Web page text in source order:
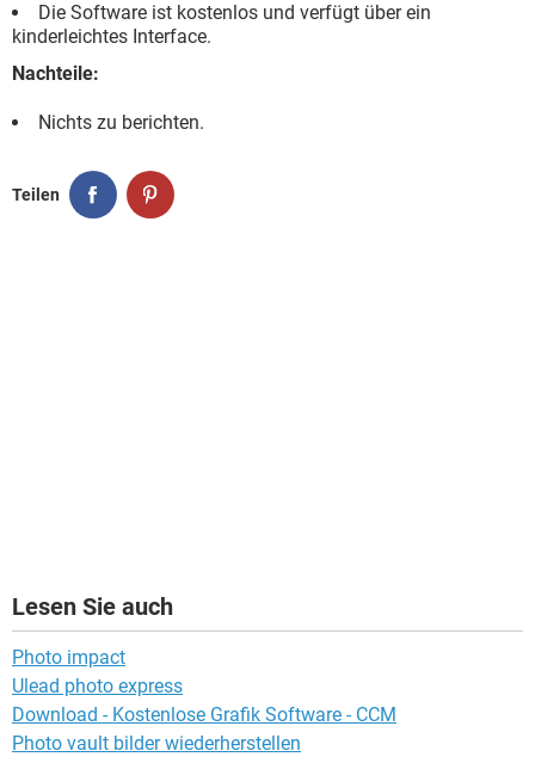
Die Software ist kostenlos und verfügt über ein
kinderleichtes Interface.
Nachteile:
Nichts zu berichten.
Teilen
Lesen Sie auch
Photo impact
Ulead photo express
Download - Kostenlose Grafik Software - CCM
Photo vault bilder wiederherstellen